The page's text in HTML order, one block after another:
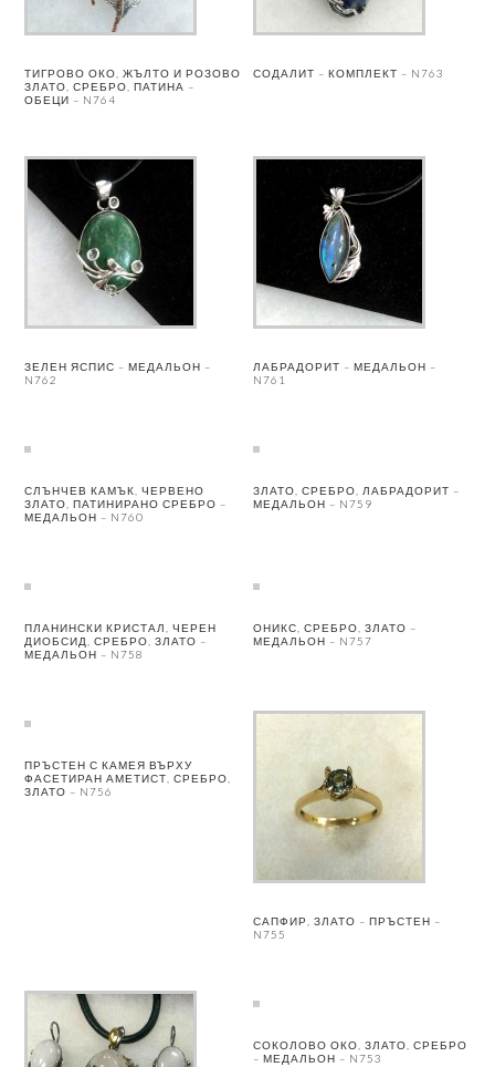
ТИГРОВО ОКО, ЖЪЛТО И РОЗОВО
ЗЛАТО, СРЕБРО, ПАТИНА –
ОБЕЦИ – N764
СОДАЛИТ – КОМПЛЕКТ – N763
ЗЕЛЕН ЯСПИС – МЕДАЛЬОН –
N762
ЛАБРАДОРИТ – МЕДАЛЬОН –
N761
СЛЪНЧЕВ КАМЪК, ЧЕРВЕНО
ЗЛАТО, ПАТИНИРАНО СРЕБРО –
МЕДАЛЬОН – N760
ЗЛАТО, СРЕБРО, ЛАБРАДОРИТ –
МЕДАЛЬОН – N759
ПЛАНИНСКИ КРИСТАЛ, ЧЕРЕН
ДИОБСИД, СРЕБРО, ЗЛАТО –
МЕДАЛЬОН – N758
ОНИКС, СРЕБРО, ЗЛАТО –
МЕДАЛЬОН – N757
ПРЪСТЕН С КАМЕЯ ВЪРХУ
ФАСЕТИРАН АМЕТИСТ, СРЕБРО,
ЗЛАТО – N756
САПФИР, ЗЛАТО – ПРЪСТЕН –
N755
СОКОЛОВО ОКО, ЗЛАТО, СРЕБРО
– МЕДАЛЬОН – N753